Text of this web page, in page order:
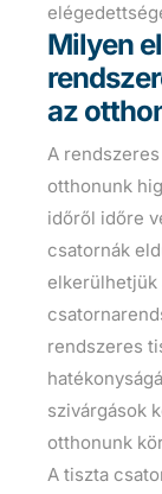
Milyen
az
A
otthonunk
időről időre
csatornák
elkerülhetjük
rendszeres
szivárgások
otthonunk
A tiszta